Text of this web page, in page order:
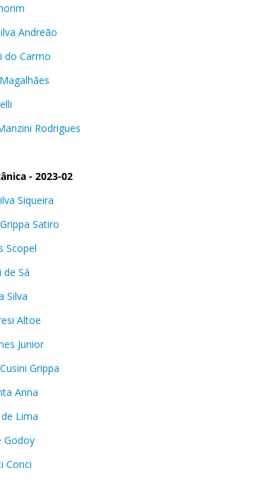
Andreão
do Carmo
Rodrigues
- 2023-02
Siqueira
Satiro
Scopel
Sá
Silva
Altoe
Junior
Grippa
Anna
Lima
Godoy
Conci